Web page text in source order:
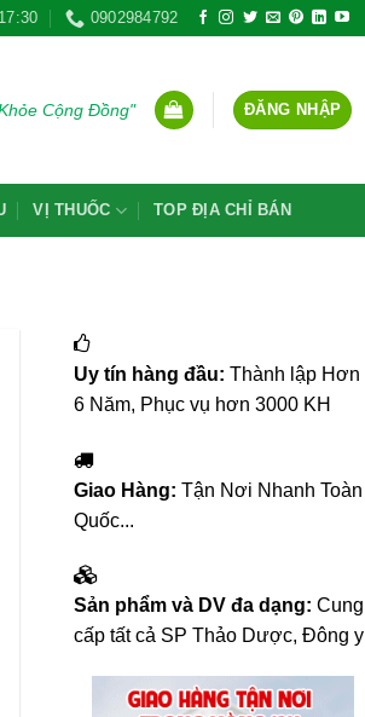
0902984792
Cộng Đồng" ĐĂNG NHẬP
VỊ THUỐC TOP ĐỊA CHỈ BÁN
Uy tín hàng đầu: Thành lập Hơn
6 Năm, Phục vụ hơn 3000 KH
Giao Hàng: Tận Nơi Nhanh Toàn
Quốc...
Sản phẩm và DV đa dạng: Cung
cấp tất cả SP Thảo Dược, Đông y